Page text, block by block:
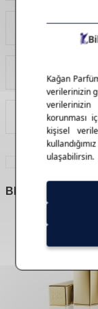
Yorumlar
Tavsiye Et
İade Koşulları
BENZER